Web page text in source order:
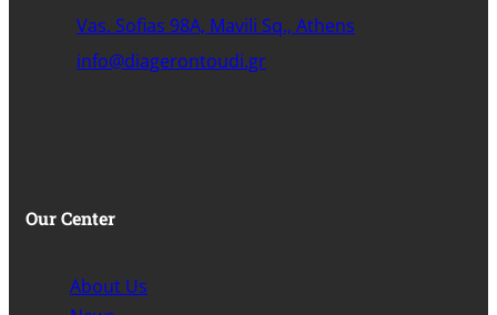
Vas. Sofias 98A, Mavili Sq., Athens
info@diagerontoudi.gr
Our Center
About Us